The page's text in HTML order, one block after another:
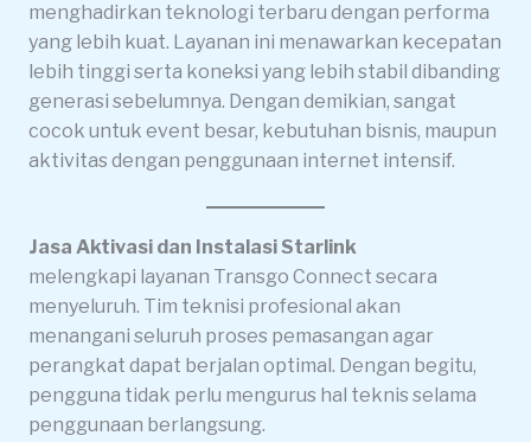
menghadirkan teknologi terbaru dengan performa
yang lebih kuat. Layanan ini menawarkan kecepatan
lebih tinggi serta koneksi yang lebih stabil dibanding
generasi sebelumnya. Dengan demikian, sangat
cocok untuk event besar, kebutuhan bisnis, maupun
aktivitas dengan penggunaan internet intensif.
Jasa Aktivasi dan Instalasi Starlink
melengkapi layanan Transgo Connect secara
menyeluruh. Tim teknisi profesional akan
menangani seluruh proses pemasangan agar
perangkat dapat berjalan optimal. Dengan begitu,
pengguna tidak perlu mengurus hal teknis selama
penggunaan berlangsung.